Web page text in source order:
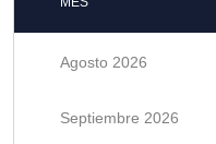
Agosto 2026
Septiembre 2026